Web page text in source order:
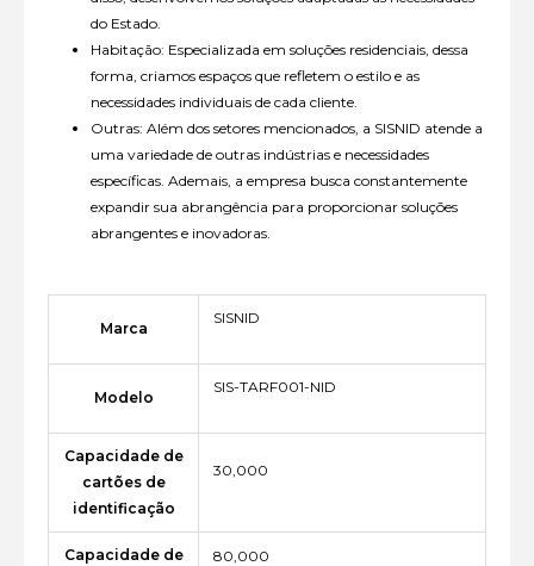
do Estado.
Habitação: Especializada em soluções residenciais, dessa
forma, criamos espaços que refletem o estilo e as
necessidades individuais de cada cliente.
Outras: Além dos setores mencionados, a SISNID atende a
uma variedade de outras indústrias e necessidades
específicas. Ademais, a empresa busca constantemente
expandir sua abrangência para proporcionar soluções
abrangentes e inovadoras.
Marca
SISNID
Modelo
SIS-TARF001-NID
Capacidade de
cartões de
identificação
30,000
Capacidade de
80,000